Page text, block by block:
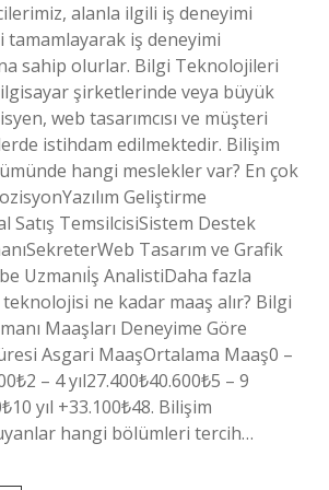
alanla ilgili iş deneyimi
iş deneyimi
sahip olurlar. Bilgi Teknolojileri
şirketlerinde veya büyük
web tasarımcısı ve müşteri
istihdam edilmektedir. Bilişim
hangi meslekler var? En çok
Geliştirme
Satış TemsilcisiSistem Destek
Tasarım ve Grafik
Uzmanıİş AnalistiDaha fazla
ne kadar maaş alır? Bilgi
Maaşları Deneyime Göre
Asgari MaaşOrtalama Maaş0 –
– 4 yıl27.400₺40.600₺5 – 9
yıl +33.100₺48. Bilişim
hangi bölümleri tercih…